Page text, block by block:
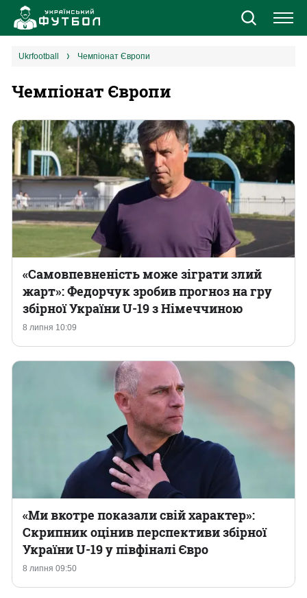
Новини
Збірна
Єврокубки
УПЛ
1 ліга
Букмекери
ukrfootball Чемпіонат Європи
Чемпіонат Європи
8 липня 10:09
«Самовпевненість може зіграти злий
жарт»: Федорчук зробив прогноз на гру
збірної України U-19 з Німеччиною
8 липня 09:50
«Ми вкотре показали свій характер»:
Скрипник оцінив перспективи збірної
України U-19 у півфіналі Євро